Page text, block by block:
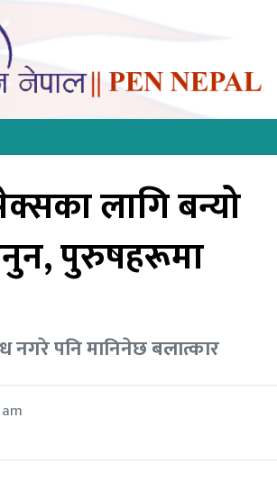
लागि बन्यो
पुरुषहरूमा
नगरे पनि मानिनेछ बलात्कार